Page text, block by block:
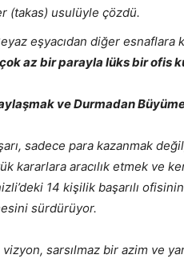
(takas) usulüyle çözdü.
eşyacıdan diğer esnaflara
az bir parayla lüks bir ofis
ve Durmadan
sadece para kazanmak
kararlara aracılık etmek ve
14 kişilik başarılı
sürdürüyor.
sarsılmaz bir azim ve